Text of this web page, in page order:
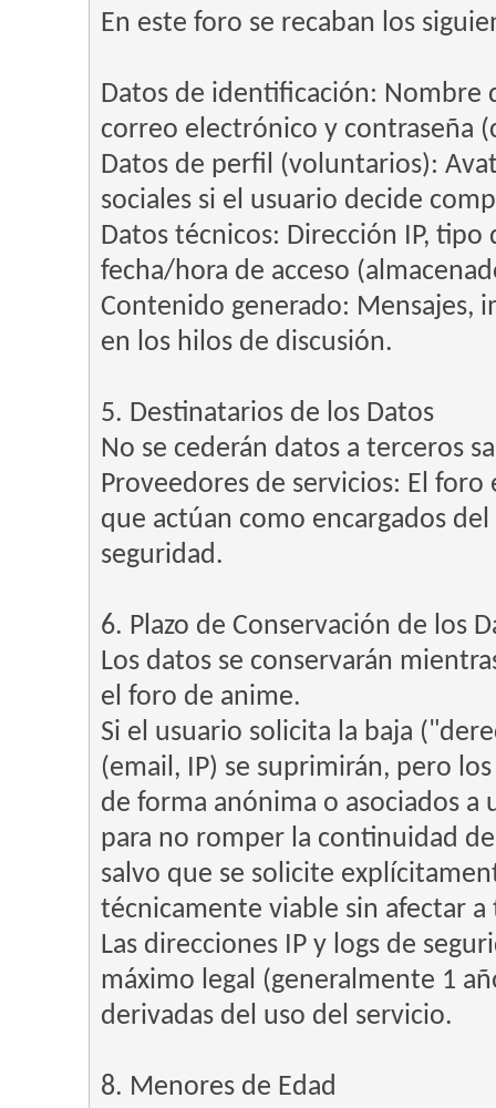
En este foro se recaban los
Datos de identificación: Nombre
correo electrónico y contraseña
Datos de perfil (voluntarios):
sociales si el usuario decide
Datos técnicos: Dirección IP,
fecha/hora de acceso
Contenido generado: Mensajes,
en los hilos de discusión.
5. Destinatarios de los Datos
No se cederán datos a terceros
Proveedores de servicios: El
que actúan como encargados
seguridad.
6. Plazo de Conservación de los
Los datos se conservarán
el foro de anime.
Si el usuario solicita la baja
(email, IP) se suprimirán, pero
de forma anónima o asociados
para no romper la continuidad
salvo que se solicite
técnicamente viable sin afectar a
Las direcciones IP y logs de
máximo legal (generalmente 1
derivadas del uso del servicio.
8. Menores de Edad